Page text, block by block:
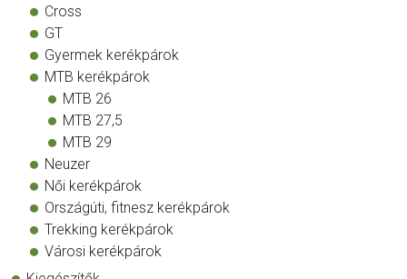
Cross
GT
Gyermek kerékpárok
MTB kerékpárok
MTB 26
MTB 27,5
MTB 29
Neuzer
Női kerékpárok
Országúti, fitnesz kerékpárok
Trekking kerékpárok
Városi kerékpárok